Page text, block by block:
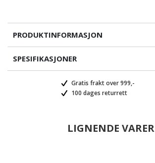
PRODUKTINFORMASJON
SPESIFIKASJONER
Gratis frakt over 999,-
100 dages returrett
LIGNENDE VARER